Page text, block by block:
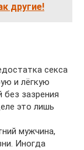
другие!
секса
и лёгкую
зазрения
это лишь
мужчина,
Иногда